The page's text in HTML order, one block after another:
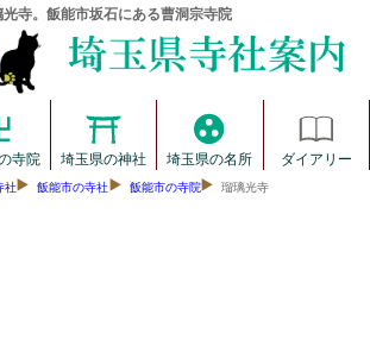
光寺。飯能市坂石にある曹洞宗寺院
寺院 埼玉県の神社 埼玉県の名所 ダイアリー
社 飯能市の寺社 飯能市の寺院 瑠璃光寺